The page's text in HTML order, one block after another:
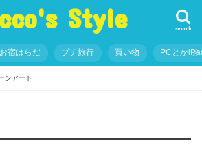
Style search
お宿はらだ プチ旅行 買い物 PCとか
ンアート